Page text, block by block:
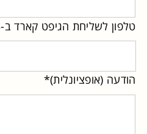
טלפון לשליחת הגיפט קארד ב-SMS
הודעה (אופציונלית)*